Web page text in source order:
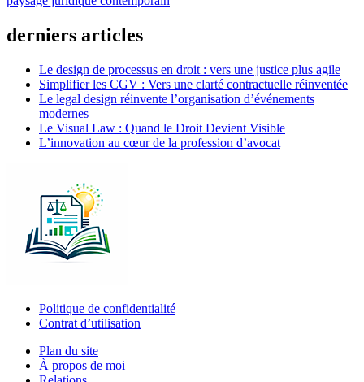
derniers articles
Le design de processus en droit : vers une justice plus agile
Simplifier les CGV : Vers une clarté contractuelle réinventée
Le legal design réinvente l’organisation d’événements
modernes
Le Visual Law : Quand le Droit Devient Visible
L’innovation au cœur de la profession d’avocat
Politique de confidentialité
Contrat d’utilisation
Plan du site
À propos de moi